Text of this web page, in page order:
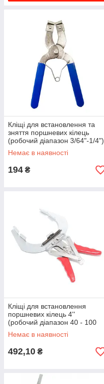
Кліщі для встановлення та
зняття поршневих кілець
(робочий діапазон 3/64"-1/4")
Forsage F-62002
Немає в наявності
194 ₴
Кліщі для встановлення
поршневих кілець 4''
(робочий діапазон 40 - 100
мм) Forsage F-62301(F-
04A1006)
Немає в наявності
492,10 ₴